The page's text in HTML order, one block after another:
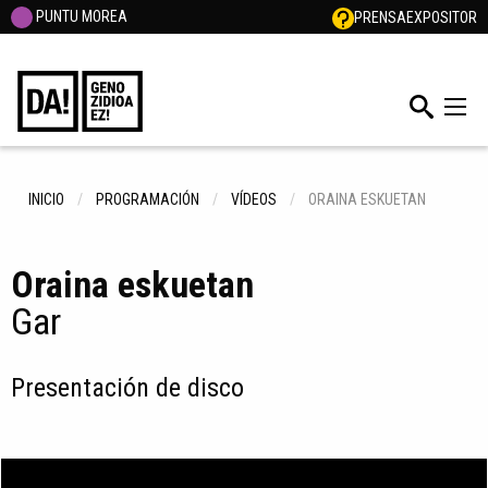
PUNTU MOREA PRENSAEXPOSITOR
INICIO PROGRAMACIÓN VÍDEOS ORAINA ESKUETAN
Oraina eskuetan
Gar
Presentación de disco